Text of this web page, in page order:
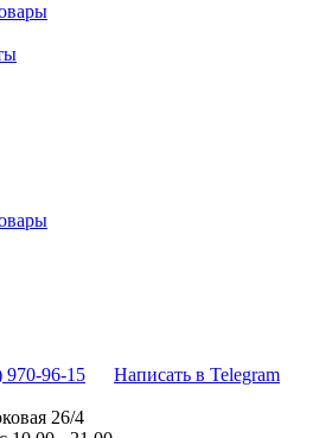
970-96-15
Написать в Telegram
26/4